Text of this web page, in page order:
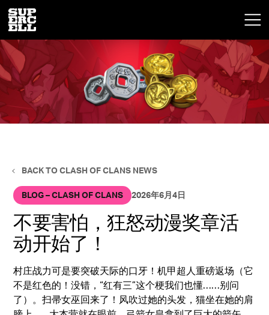
BACK TO CLASH OF CLANS NEWS
BLOG – CLASH OF CLANS 2026年6月4日
不要害怕，狂怒动漫奖章活
动开始了！
村庄战力可是要突破天际的口牙！机甲超人重磅返场（它
不是红色的！没错，“红有三”这个梗我们也懂……别问
了）。扫帚女巫回来了！风吹过她的头发，猫坐在她的肩